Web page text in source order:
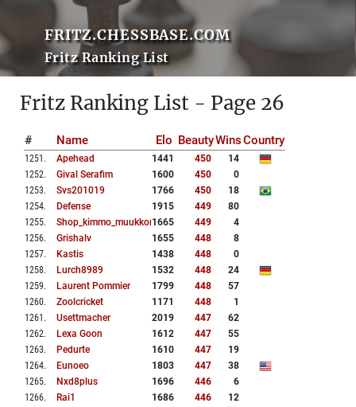
FRITZ.CHESSBASE.COM
Fritz Ranking List
Fritz Ranking List - Page 26
# Name Elo BeautyWinsCountry
1251 . Apehead 1441 450
14
1252. Gival Serafim 1600 450
0
1253. Svs201019 1766 450
18
1254. Defense 1915 449
80
1255. Shop_kimmo_muukkonen
1665 449
4
1256. Grishalv 1655 448
8
1257. Kastis 1438 448
0
1258. Lurch8989 1532 448
24
1259. Laurent Pommier 1799 448
57
1260. Zoolcricket 1171 448
1
1261 . Usettmacher 2019 447
62
1262. Lexa Goon 1612 447
55
1263. Pedurte 1610 447
19
1264. Eunoeo 1803 447
38
1265. Nxd8plus 1696 446
6
1266. Rai1 1686 446
12